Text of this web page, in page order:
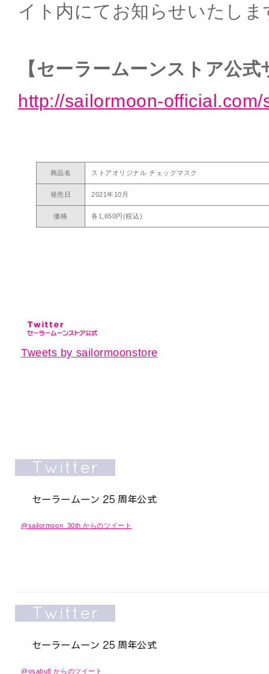
イト内にてお知らせいたしま
【セーラームーンストア公式
http://sailormoon-official.com/
商品名 ストアオリジナル チェックマスク
発売日 2021年10月
価格 各1,650円(税込)
Tweets by sailormoonstore
@sailormoon_30th からのツイート
@osabu8 からのツイート